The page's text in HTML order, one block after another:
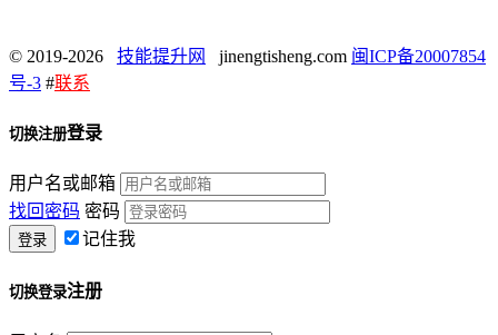
© 2019-2026 技能提升网 jinengtisheng.com 闽ICP备20007854
号-3 #联系
切换注册登录
用户名或邮箱
找回密码 密码
记住我
切换登录注册